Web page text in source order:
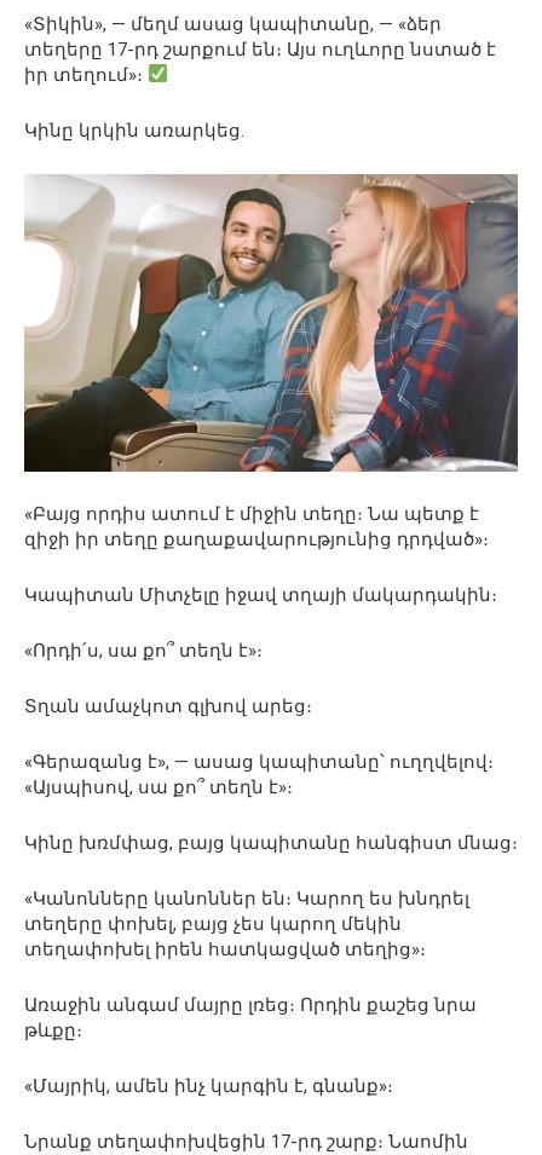
«Տիկին», — մեղմ ասաց կապիտանը, — «ձեր
տեղերը 17-րդ շարքում են։ Այս ուղևորը նստած է
իր տեղում»։
Կինը կրկին առարկեց.
«Բայց որդիս ատում է միջին տեղը։ Նա պետք է
զիջի իր տեղը քաղաքավարությունից դրդված»։
Կապիտան Միտչելը իջավ տղայի մակարդակին։
«Որդի՛ս, սա քո՞ տեղն է»։
Տղան ամաչկոտ գլխով արեց։
«Գերազանց է», — ասաց կապիտանը՝ ուղղվելով։
«Այսպիսով, սա քո՞ տեղն է»։
Կինը խռմփաց, բայց կապիտանը հանգիստ մնաց։
«Կանոնները կանոններ են։ Կարող ես խնդրել
տեղերը փոխել, բայց չես կարող մեկին
տեղափոխել իրեն հատկացված տեղից»։
Առաջին անգամ մայրը լռեց։ Որդին քաշեց նրա
թևքը։
«Մայրիկ, ամեն ինչ կարգին է, գնանք»։
Նրանք տեղափոխվեցին 17-րդ շարք։ Նաոմին